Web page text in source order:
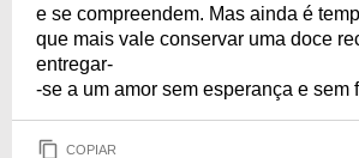
e se compreendem. Mas ainda é
que mais vale conservar uma doce
entregar-
-se a um amor sem esperança e sem
COPIAR